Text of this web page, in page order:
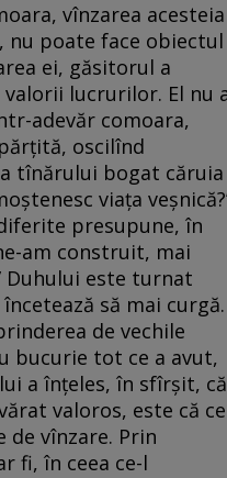
vînzarea acesteia
nu poate face obiectul
ei, găsitorul a
lucrurilor. El nu
adevăr comoara,
oscilînd
tînărului bogat căruia
viaţa
presupune, în
am construit, mai
Duhului este turnat
să mai curgă.
de vechile
bucurie tot ce a avut,
a înțeles, în sfîrșit, că
valoros, este că
vînzare. Prin
fi, în ceea ce-l